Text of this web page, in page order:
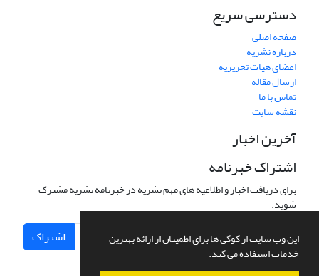
این وب سایت از کوکی ها برای اطمینان از ارائه بهترین
خدمات استفاده می کند.
دسترسی سریع
صفحه اصلی
درباره نشریه
اعضای هیات تحریریه
ارسال مقاله
تماس با ما
نقشه سایت
آخرین اخبار
اشتراک خبرنامه
برای دریافت اخبار و اطلاعیه های مهم نشریه در خبرنامه نشریه مشترک
شوید.
اشتراک